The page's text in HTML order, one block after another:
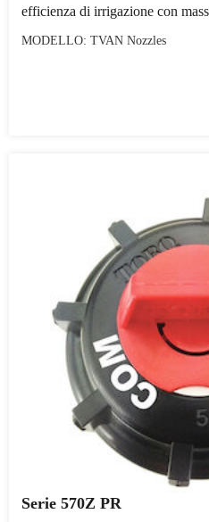
efficienza di irrigazione con
MODELLO: TVAN Nozzles
Serie 570Z PR